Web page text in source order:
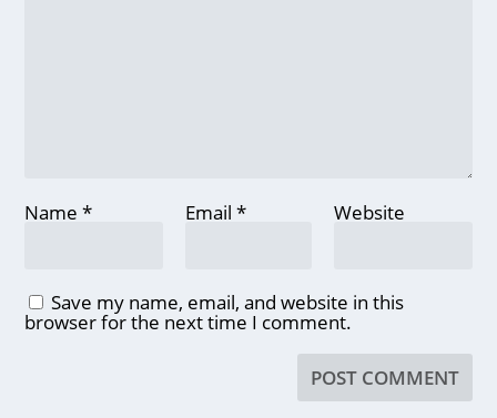
Name* Email * Website
Save my name, email, and website in this
browser for the next time I comment.